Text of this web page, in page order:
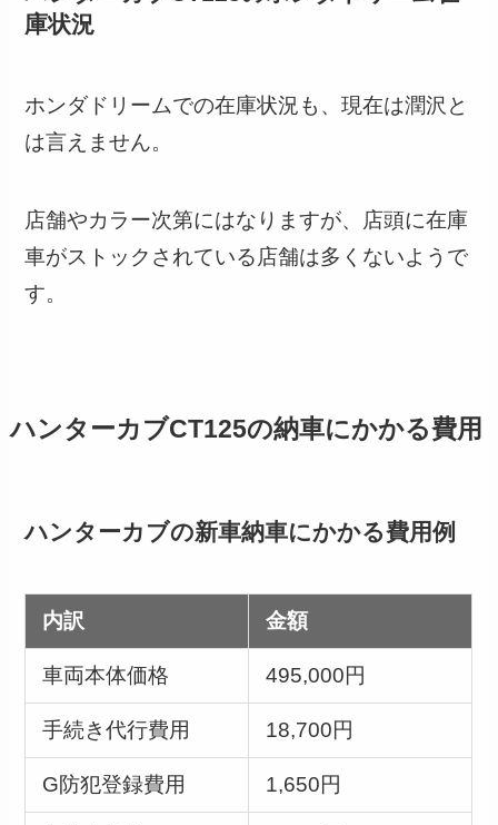
庫状況
ホンダドリームでの在庫状況も、現在は潤沢と
は言えません。
店舗やカラー次第にはなりますが、店頭に在庫
車がストックされている店舗は多くないようで
す。
ハンターカブCT125の納車にかかる費用
ハンターカブの新車納車にかかる費用例
内訳 金額
車両本体価格 495,000円
手続き代行費用 18,700円
G防犯登録費用 1,650円